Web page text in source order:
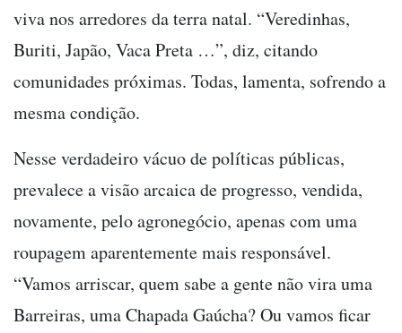
viva nos arredores da terra natal. “Veredinhas,
Buriti, Japão, Vaca Preta …”, diz, citando
comunidades próximas. Todas, lamenta, sofrendo a
mesma condição.
Nesse verdadeiro vácuo de políticas públicas,
prevalece a visão arcaica de progresso, vendida,
novamente, pelo agronegócio, apenas com uma
roupagem aparentemente mais responsável.
“Vamos arriscar, quem sabe a gente não vira uma
Barreiras, uma Chapada Gaúcha? Ou vamos ficar